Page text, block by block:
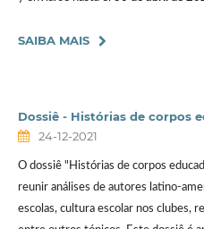
SAIBA MAIS
Dossiê - Histórias de corpos
24-12-2021
O dossiê "Histórias de corpos
reunir análises de autores latino-
escolas, cultura escolar nos clubes,